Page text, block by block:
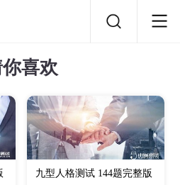
喜欢
九型人格测试 144题完整版